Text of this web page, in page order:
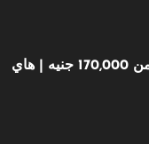
تركيب مصعد يبدأ من 170,000 جنيه | هاي